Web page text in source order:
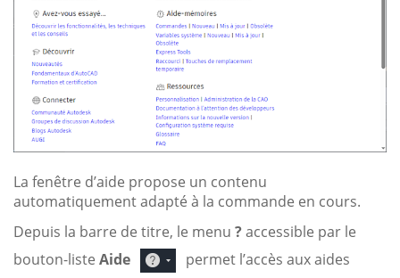
La fenêtre d’aide propose un contenu
automatiquement adapté à la commande en cours.
Depuis la barre de titre, le menu ?accessible par le
bouton-liste Aide
permet l’accès aux aides